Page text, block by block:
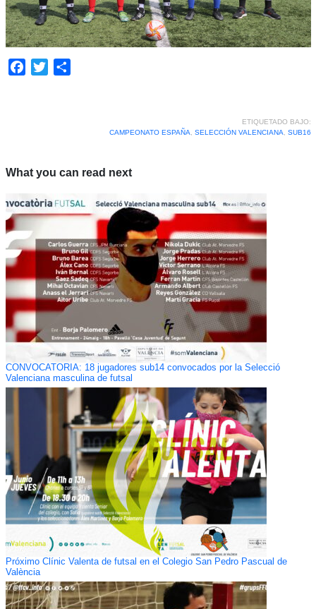
Facebook
Twitter
ETIQUETADO BAJO:
CAMPEONATO ESPAÑA
SELECCIÓN VALENCIANA SUB16
What you can read next
CONVOCATORIA: 18 jugadores sub14 convocados por la Selecció
Valenciana masculina de futsal
Próximo Clínic Valenta de futsal en el Colegio San Pedro Pascual de
València